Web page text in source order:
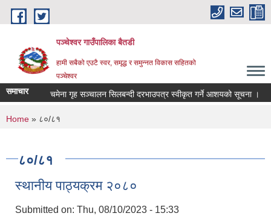
Skip to main content
पञ्चेश्वर गाउँपालिका बैतडी
हामी सबैको एउटै स्वर, समृद्ध र समुन्नत विकास सहितको
पञ्चेश्वर
समाचार चमेना गृह सञ्‍चालन सिलबन्दी दरभाउपत्र स्वीकृत गर्ने आशयको सूचना ।
You are here
Home » ८०/८१
८०/८१
स्थानीय पाठ्‍यक्रम २०८०
Submitted on: Thu, 08/10/2023 - 15:33